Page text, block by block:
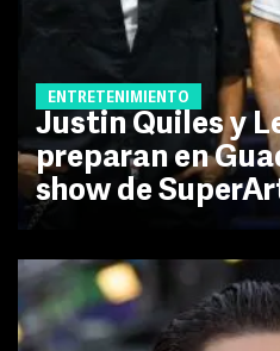
ENTRETENIMIENTO
Justin Quiles y
preparan en
show de